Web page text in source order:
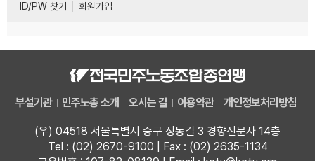
ID/PW 찾기 회원가입
부설기관 민주노총 소개 오시는 길 이용약관 개인정보처리방침
(우) 04518 서울특별시 중구 정동길 3 경향신문사 14층
Tel : (02) 2670-9100 | Fax : (02) 2635-1134